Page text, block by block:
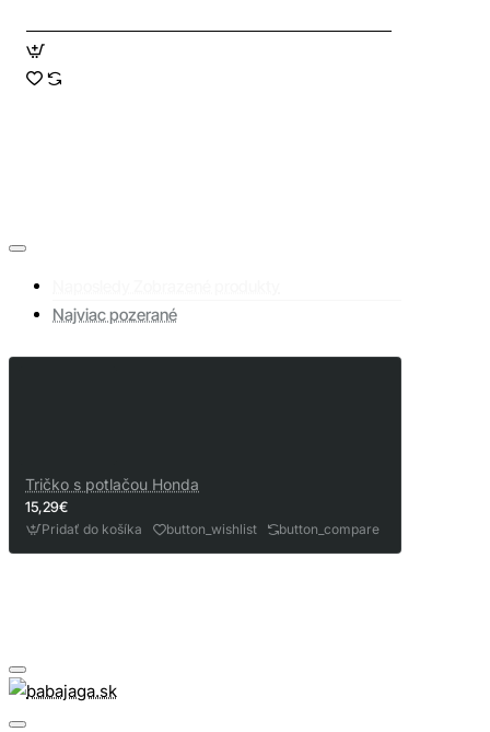
Najviac pozerané
Tričko s potlačou Honda
15,29€
Pridať do košíka button_wishlist button_compare